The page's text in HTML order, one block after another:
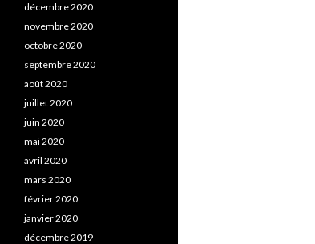
décembre 2020
novembre 2020
octobre 2020
septembre 2020
août 2020
juillet 2020
juin 2020
mai 2020
avril 2020
mars 2020
février 2020
janvier 2020
décembre 2019